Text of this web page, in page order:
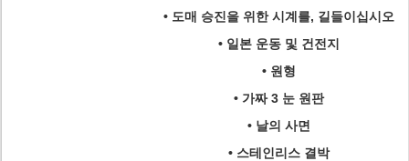
• 도매 승진을 위한 시계를, 길들이십시오
• 일본 운동 및 건전지
• 원형
• 가짜 3 눈 원판
• 날의 사면
• 스테인리스 결박